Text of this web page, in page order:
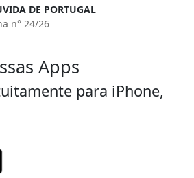
DE PORTUGAL
n° 24/26
Apps
para iPhone,